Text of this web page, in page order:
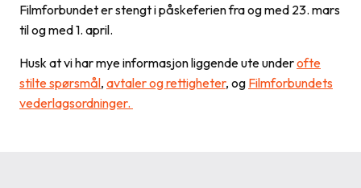
Filmforbundet er stengt i påskeferien fra og med 23. mars
til og med 1. april.
Husk at vi har mye informasjon liggende ute underofte
stilte spørsmål, avtaler og rettigheter, og Filmforbundets
vederlagsordninger.